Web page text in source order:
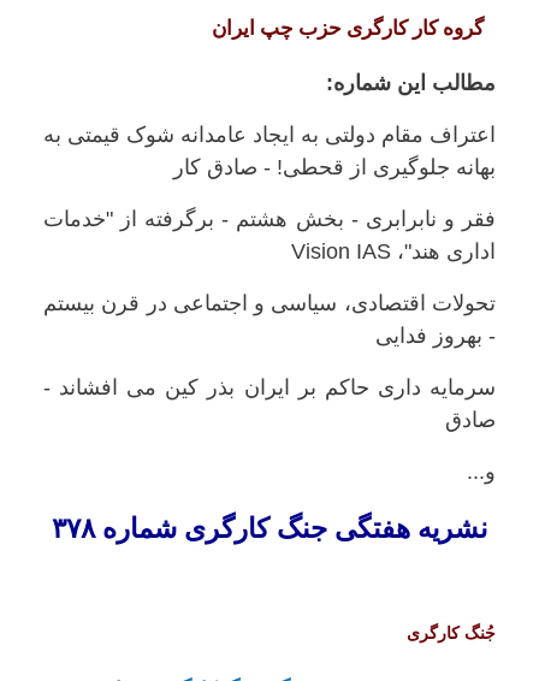
گروه کار کارگری حزب چپ ایران
مطالب این شمارە:
اعتراف مقام دولتی بە ایجاد عامدانە شوک قیمتی بە
بهانە جلوگیری از قحطی! - صادق کار
فقر و نابرابری - بخش هشتم - برگرفته از "خدمات
اداری هند"، Vision IAS
تحولات اقتصادی، سیاسی و اجتماعی در قرن بیستم
- بهروز فدایی
سرمایە داری حاکم بر ایران بذر کین می افشاند -
صادق
و...
نشریە هفتگی جنگ کارگری شمارە ۳۷٨
جُنگ کارگری